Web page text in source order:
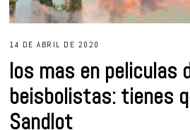
14 DE ABRIL DE 2020
los mas en peliculas
beisbolistas: tienes
Sandlot